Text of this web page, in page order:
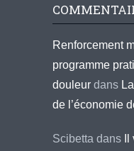
Renforcement
programme
douleur dans
de l’économie
Scibetta dans